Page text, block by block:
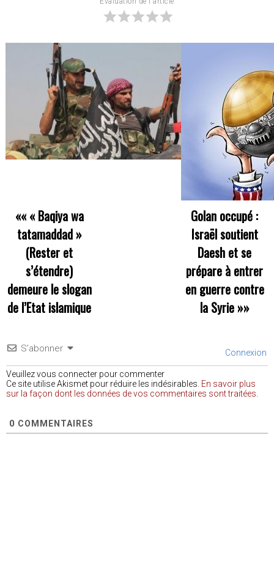
«« « Baqiya wa
tatamaddad »
(Rester et
s’étendre)
demeure le slogan
de l’Etat islamique
Golan occupé :
Israël soutient
Daesh et se
prépare à entrer
en guerre contre
la Syrie»»
S’abonner Connexion
Veuillez vous connecter pour commenter
Ce site utilise Akismet pour réduire les indésirables. En savoir plus
sur la façon dont les données de vos commentaires sont traitées
0 COMMENTAIRES